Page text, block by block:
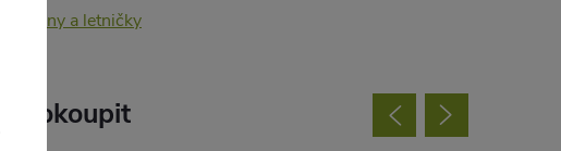
Květiny a letničky
dokoupit